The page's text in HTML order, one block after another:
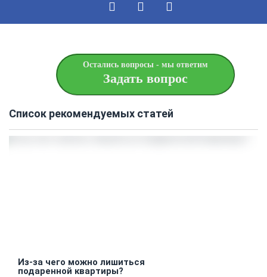
Остались вопросы - мы ответим
Задать вопрос
Список рекомендуемых статей
Из-за чего можно лишиться
подаренной квартиры?